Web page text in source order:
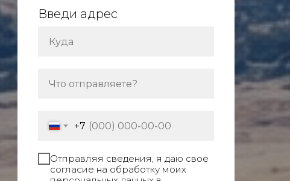
Введи адрес
+7
Отправляя сведения, я даю свое
согласие на обработку моих